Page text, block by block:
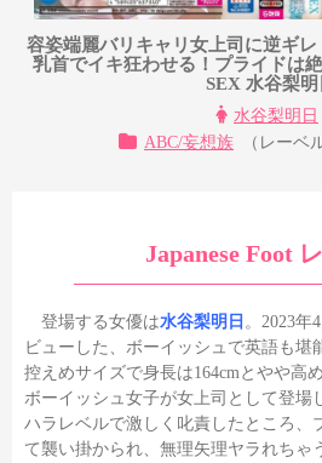
容姿端麗バリキャリ女上司に逆ギ
乳首でイキ狂わせる！プライドは
SEX 水谷梨明
水谷梨明日
ABC/妄想族
（レーベ
Japanese Foot
登場する女優は水谷梨明日 。2023年
ビューした、ボーイッシュで英語も堪
控えめサイズで身長は164cmとやや高
ボーイッシュ女子が女上司として登場
ハラレベルで激しく叱責したところ、
て襲い掛かられ、無理矢理ヤラれちゃ